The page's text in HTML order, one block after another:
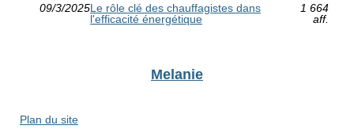
09/3/2025Le rôle clé des chauffagistes dans
l'efficacité énergétique
1 664
aff.
Melanie
Plan du site